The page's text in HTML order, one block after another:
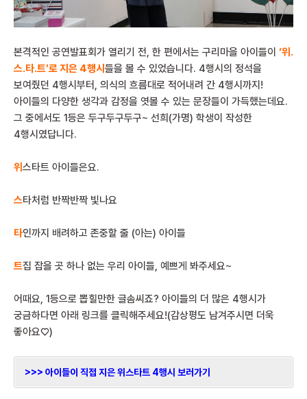
본격적인 공연발표회가 열리기 전, 한 편에서는 구리마을 아이들이 ‘위.
스.타.트’로 지은 4행시 들을 볼 수 있었습니다. 4행시의 정석을
보여줬던 4행시부터, 의식의 흐름대로 적어내려 간 4행시까지!
아이들의 다양한 생각과 감정을 엿볼 수 있는 문장들이 가득했는데요.
그 중에서도 1등은 두구두구두구~ 선희(가명) 학생이 작성한
4행시였답니다.
위 스타트 아이들은요.
스타처럼 반짝반짝 빛나요
타인까지 배려하고 존중할 줄 (아는) 아이들
트집 잡을 곳 하나 없는 우리 아이들, 예쁘게 봐주세요~
어때요, 1등으로 뽑힐만한 글솜씨죠? 아이들의 더 많은 4행시가
궁금하다면 아래 링크를 클릭해주세요!(감상평도 남겨주시면 더욱
좋아요♡)
>>> 아이들이 직접 지은 위스타트 4행시 보러가기